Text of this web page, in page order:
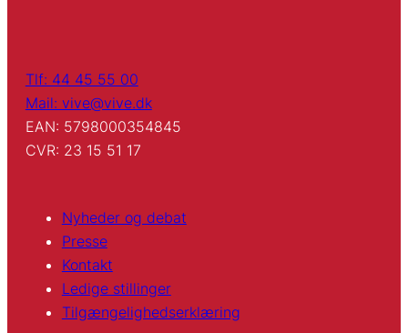
Tlf: 44 45 55 00
Mail: vive@vive.dk
EAN: 5798000354845
CVR: 23 15 51 17
Nyheder og debat
Presse
Kontakt
Ledige stillinger
Tilgængelighedserklæring